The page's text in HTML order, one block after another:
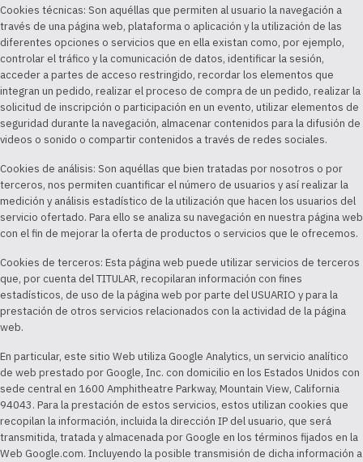
Cookies técnicas: Son aquéllas que permiten al usuario la navegación a
través de una página web, plataforma o aplicación y la utilización de las
diferentes opciones o servicios que en ella existan como, por ejemplo,
controlar el tráfico y la comunicación de datos, identificar la sesión,
acceder a partes de acceso restringido, recordar los elementos que
integran un pedido, realizar el proceso de compra de un pedido, realizar la
solicitud de inscripción o participación en un evento, utilizar elementos de
seguridad durante la navegación, almacenar contenidos para la difusión de
videos o sonido o compartir contenidos a través de redes sociales.
Cookies de análisis: Son aquéllas que bien tratadas por nosotros o por
terceros, nos permiten cuantificar el número de usuarios y así realizar la
medición y análisis estadístico de la utilización que hacen los usuarios del
servicio ofertado. Para ello se analiza su navegación en nuestra página web
con el fin de mejorar la oferta de productos o servicios que le ofrecemos.
Cookies de terceros: Esta página web puede utilizar servicios de terceros
que, por cuenta del TITULAR, recopilaran información con fines
estadísticos, de uso de la página web por parte del USUARIO y para la
prestación de otros servicios relacionados con la actividad de la página
web.
En particular, este sitio Web utiliza Google Analytics, un servicio analítico
de web prestado por Google, Inc. con domicilio en los Estados Unidos con
sede central en 1600 Amphitheatre Parkway, Mountain View, California
94043. Para la prestación de estos servicios, estos utilizan cookies que
recopilan la información, incluida la dirección IP del usuario, que será
transmitida, tratada y almacenada por Google en los términos fijados en la
Web Google.com. Incluyendo la posible transmisión de dicha información a